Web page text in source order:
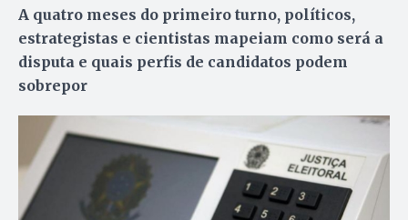
A quatro meses do primeiro turno, políticos,
estrategistas e cientistas mapeiam como será a
disputa e quais perfis de candidatos podem
sobrepor